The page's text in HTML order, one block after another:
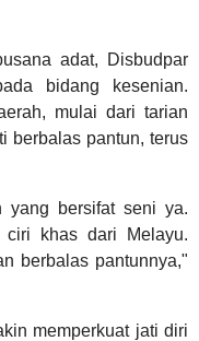
adat, Disbudpar
bidang kesenian.
mulai dari tarian
berbalas pantun, terus
yang bersifat seni ya.
khas dari Melayu.
berbalas pantunnya,"
memperkuat jati diri